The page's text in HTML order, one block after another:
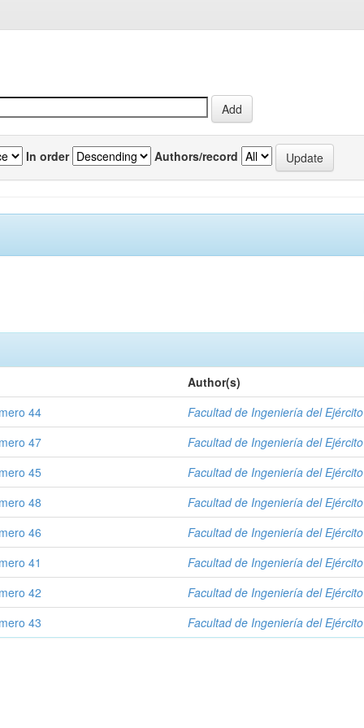
In order Authors/record
Author(s)
44
Facultad de Ingeniería del Ejército
47
Facultad de Ingeniería del Ejército
45
Facultad de Ingeniería del Ejército
48
Facultad de Ingeniería del Ejército
46
Facultad de Ingeniería del Ejército
41
Facultad de Ingeniería del Ejército
42
Facultad de Ingeniería del Ejército
43 Facultad de Ingeniería del Ejército